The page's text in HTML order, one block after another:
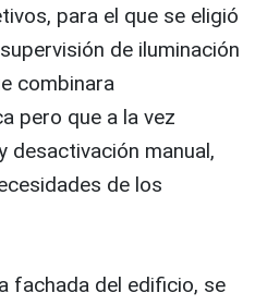
para el que se eligió
de iluminación
combinara
pero que a la vez
desactivación manual,
de los
fachada del edificio, se